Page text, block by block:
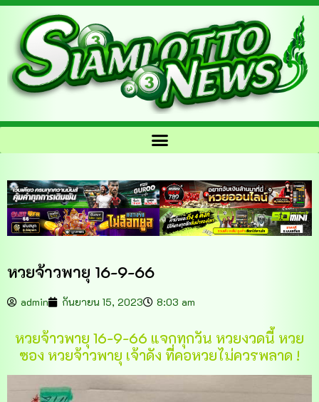
หวยจ้าวพายุ 16-9-66
admin กันยายน 15, 2023 8:03 am
หวยจ้าวพายุ 16-9-66 แจกทุกวัน หวยงวดนี้ หวย
ซอง หวยจ้าวพายุ เจ้าดัง ที่คอหวยไม่ควรพลาด !